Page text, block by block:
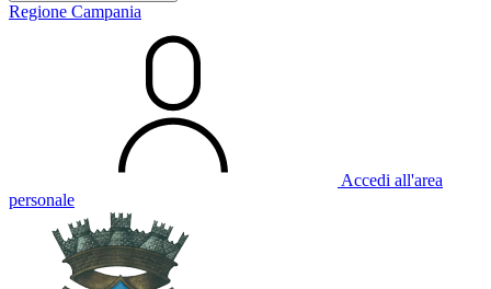
Regione Campania
Accedi all'area
personale